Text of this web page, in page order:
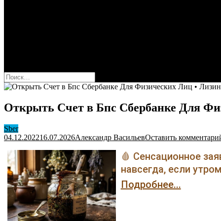
Найти:
Открыть Счет в Бпс Сбербанке Для
Sber
04.12.202216.07.2026Александр ВасильевОставить
🩸 Сенсационное
навсегда, если
Подробнее...